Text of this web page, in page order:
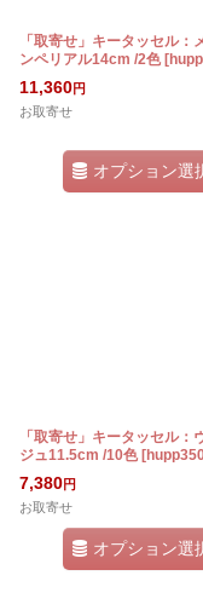
「取寄せ」キータッセル：
ンペリアル14cm /2色 [
11,360円
お取寄せ
オプション選
「取寄せ」キータッセル：
ジュ11.5cm /10色 [
7,380円
お取寄せ
オプション選